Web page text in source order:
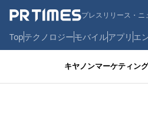
プレスリリース・ニ
Topテクノロジーモバイルアプリ エ
キヤノンマーケティン